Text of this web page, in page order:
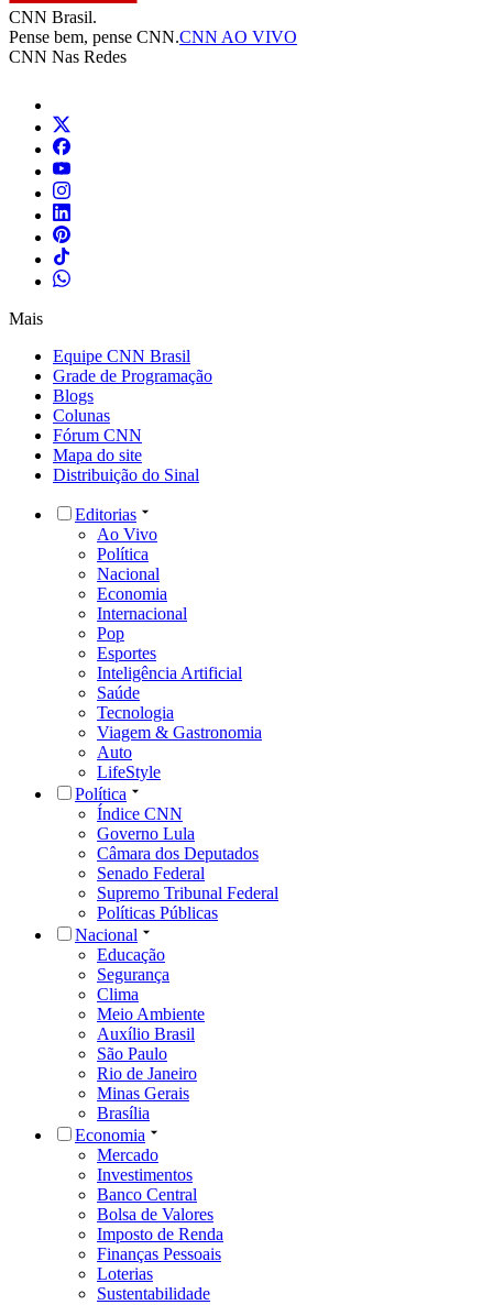
CNN Brasil.
Pense bem, pense CNN.CNN AO VIVO
CNN Nas Redes
Mais
Equipe CNN Brasil
Grade de Programação
Blogs
Colunas
Fórum CNN
Mapa do site
Distribuição do Sinal
Editorias
Ao Vivo
Política
Nacional
Economia
Internacional
Pop
Esportes
Inteligência Artificial
Saúde
Tecnologia
Viagem & Gastronomia
Auto
LifeStyle
Política
Índice CNN
Governo Lula
Câmara dos Deputados
Senado Federal
Supremo Tribunal Federal
Políticas Públicas
Nacional
Educação
Segurança
Clima
Meio Ambiente
Auxílio Brasil
São Paulo
Rio de Janeiro
Minas Gerais
Brasília
Economia
Mercado
Investimentos
Banco Central
Bolsa de Valores
Imposto de Renda
Finanças Pessoais
Loterias
Sustentabilidade